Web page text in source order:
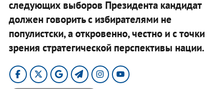
следующих выборов Президента кандидат
должен говорить с избирателями не
популистски, а откровенно, честно и с точки
зрения стратегической перспективы нации.